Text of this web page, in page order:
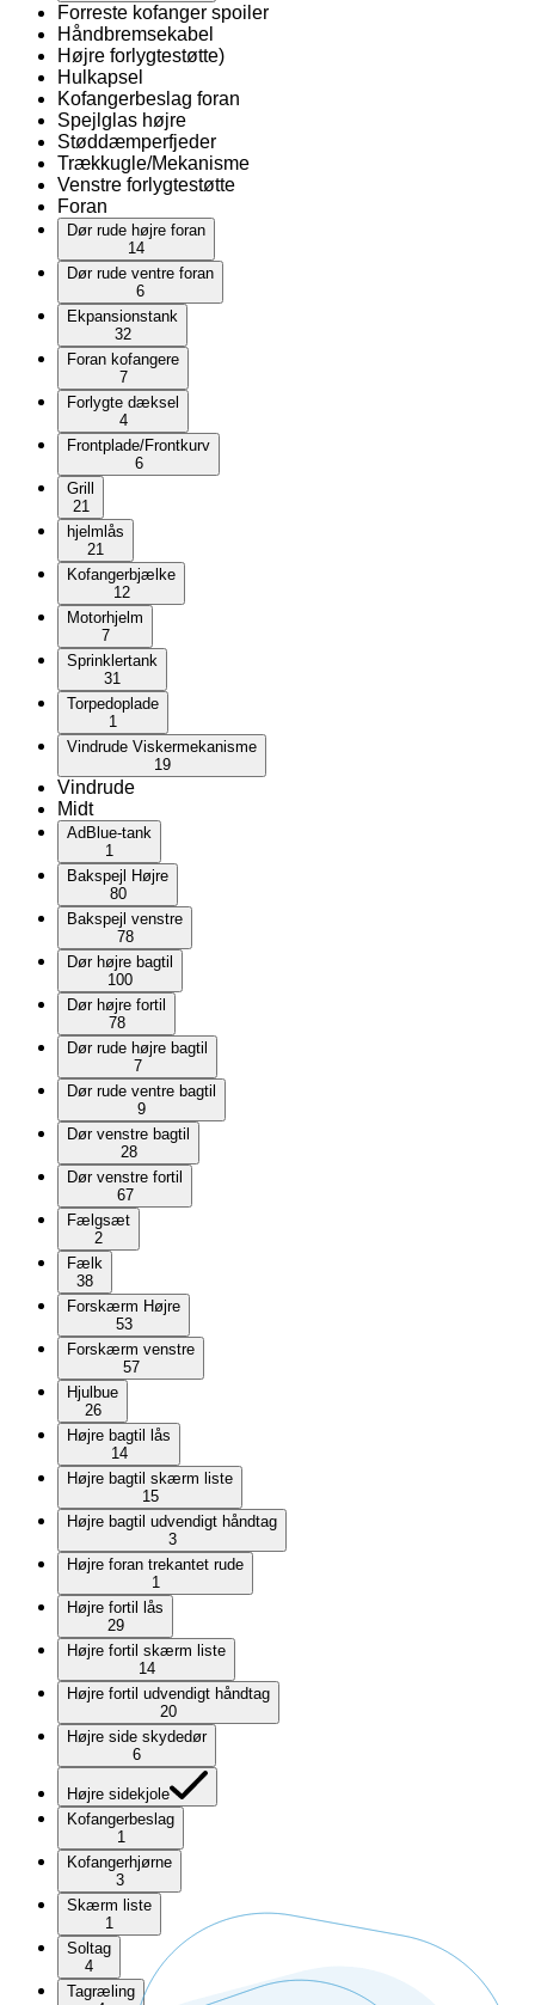
Forreste kofanger spoiler
Håndbremsekabel
Højre forlygtestøtte)
Hulkapsel
Kofangerbeslag foran
Spejlglas højre
Støddæmperfjeder
Trækkugle/Mekanisme
Venstre forlygtestøtte
Foran
Dør rude højre foran
14
Dør rude ventre foran
6
Ekpansionstank
32
Foran kofangere
7
Forlygte dæksel
4
Frontplade/Frontkurv
6
Grill
21
hjelmlås
21
Kofangerbjælke
12
Motorhjelm
7
Sprinklertank
31
Torpedoplade
1
Vindrude Viskermekanisme
19
Vindrude
Midt
AdBlue-tank
1
Bakspejl Højre
80
Bakspejl venstre
78
Dør højre bagtil
100
Dør højre fortil
78
Dør rude højre bagtil
7
Dør rude ventre bagtil
9
Dør venstre bagtil
28
Dør venstre fortil
67
Fælgsæt
2
Fælk
38
Forskærm Højre
53
Forskærm venstre
57
Hjulbue
26
Højre bagtil lås
14
Højre bagtil skærm liste
15
Højre bagtil udvendigt håndtag
3
Højre foran trekantet rude
1
Højre fortil lås
29
Højre fortil skærm liste
14
Højre fortil udvendigt håndtag
20
Højre side skydedør
6
Højre sidekjole
Kofangerbeslag
1
Kofangerhjørne
3
Skærm liste
1
Soltag
4
Tagræling